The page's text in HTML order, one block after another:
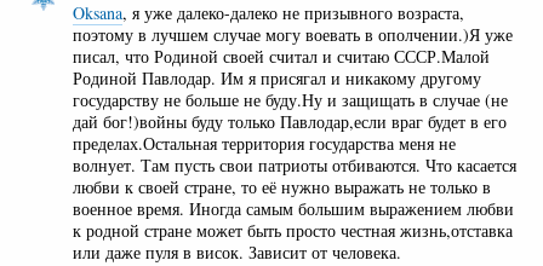
Oksana, я уже далеко-далеко не призывного возраста,
поэтому в лучшем случае могу воевать в ополчении.)Я уже
писал, что Родиной своей считал и считаю СССР.Малой
Родиной Павлодар. Им я присягал и никакому другому
государству не больше не буду.Ну и защищать в случае (не
дай бог!)войны буду только Павлодар,если враг будет в его
пределах.Остальная территория государства меня не
волнует. Там пусть свои патриоты отбиваются. Что касается
любви к своей стране, то её нужно выражать не только в
военное время. Иногда самым большим выражением любви
к родной стране может быть просто честная жизнь,отставка
или даже пуля в висок. Зависит от человека.